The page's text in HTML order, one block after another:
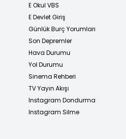
E Okul VBS
E Devlet Giriş
Günlük Burç Yorumları
Son Depremler
Hava Durumu
Yol Durumu
Sinema Rehberi
TV Yayın Akışı
Instagram Dondurma
Instagram Silme